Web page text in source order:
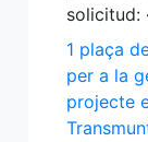
solicitud:
1 plaça
per a la
projecte